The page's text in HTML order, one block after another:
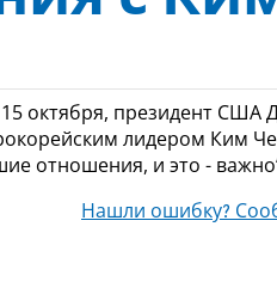
октября, президент США
лидером Ким
отношения, и это -
Нашли ошибку?